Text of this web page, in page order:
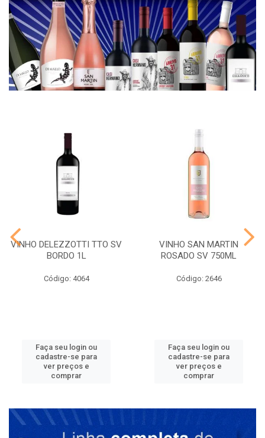
VINHO DELEZZOTTI TTO SV
BORDO 1L
Código: 4064
Faça seu login ou
cadastre-se para
ver preços e
comprar
VINHO SAN MARTIN
ROSADO SV 750ML
Código: 2646
Faça seu login ou
cadastre-se para
ver preços e
comprar